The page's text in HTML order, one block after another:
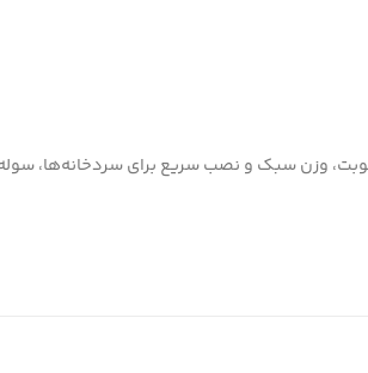
وزن سبک و نصب سریع برای سردخانه‌ها،